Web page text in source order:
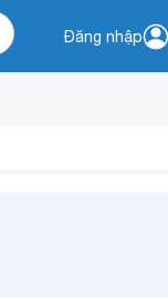
Đăng nhập